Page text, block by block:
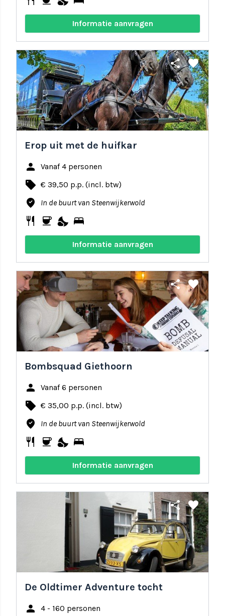
Informatie aanvragen
share favorite
Erop uit met de huifkar
person Vanaf 4 personen
local_offer € 39,50 p.p. (incl. btw)
where_to_vote In de buurt van Steenwijkerwold
restaurant coffee nights_stay bed
Informatie aanvragen
share favorite
Bombsquad Giethoorn
person Vanaf 6 personen
local_offer € 35,00 p.p. (incl. btw)
where_to_vote In de buurt van Steenwijkerwold
restaurant coffee nights_stay bed
Informatie aanvragen
share favorite
De Oldtimer Adventure tocht
person 4 - 160 personen